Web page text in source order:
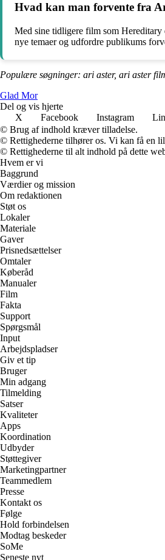
Hvad kan man forvente fra
Med sine tidligere film som
nye temaer og udfordre publikums
Populære søgninger: ari aster, ari aster
Glad Mor
Del og vis hjerte
X
Facebook Instagram
© Brug af indhold kræver tilladelse.
© Rettighederne tilhører os. Vi kan få en
© Rettighederne til alt indhold på dette
Hvem er vi
Baggrund
Værdier og mission
Om redaktionen
Støt os
Lokaler
Materiale
Gaver
Prisnedsættelser
Omtaler
Køberåd
Manualer
Film
Fakta
Support
Spørgsmål
Input
Arbejdspladser
Giv et tip
Bruger
Min adgang
Tilmelding
Satser
Kvaliteter
Apps
Koordination
Udbyder
Støttegiver
Marketingpartner
Teammedlem
Presse
Kontakt os
Følge
Hold forbindelsen
Modtag beskeder
SoMe
Seneste nyt